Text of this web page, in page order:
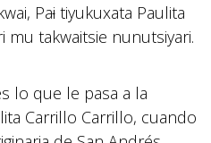
Paitiyukuxata Paulita
mu takwaitsie nunutsiyari.
lo que le pasa a la
Carrillo Carrillo, cuando